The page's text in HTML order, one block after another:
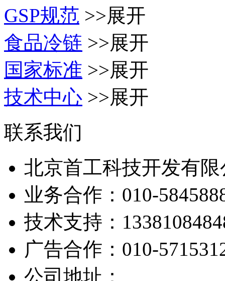
GSP规范 >>展开
食品冷链 >>展开
国家标准 >>展开
技术中心 >>展开
联系我们
北京首工科技开发有限
业务合作： 010-
技术支持：
广告合作： 010-
公司地址：